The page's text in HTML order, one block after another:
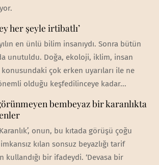
her şeyle irtibatlı’
en ünlü bilim insanıydı. Sonra bütün
unutuldu. Doğa, ekoloji, iklim, insan
konusundaki çok erken uyarıları ile ne
olduğu keşfedilinceye kadar...
bembeyaz bir karanlıkta
onun, bu kıtada görüşü çoğu
kılan sonsuz beyazlığı tarif
kullandığı bir ifadeydi. ‘Devasa bir